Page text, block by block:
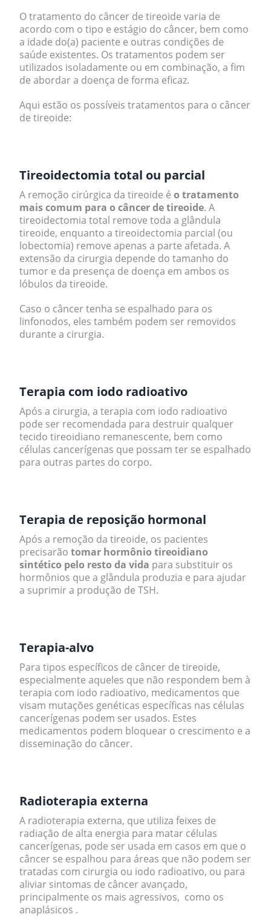
O tratamento do câncer de tireoide varia de
acordo com o tipo e estágio do câncer, bem como
a idade do(a) paciente e outras condições de
saúde existentes. Os tratamentos podem ser
utilizados isoladamente ou em combinação, a fim
de abordar a doença de forma eficaz.
Aqui estão os possíveis tratamentos para o câncer
de tireoide:
Tireoidectomia total ou parcial
A remoção cirúrgica da tireoide é o tratamento
mais comum para o câncer de tireoide. A
tireoidectomia total remove toda a glândula
tireoide, enquanto a tireoidectomia parcial (ou
lobectomia) remove apenas a parte afetada. A
extensão da cirurgia depende do tamanho do
tumor e da presença de doença em ambos os
lóbulos da tireoide.
Caso o câncer tenha se espalhado para os
linfonodos, eles também podem ser removidos
durante a cirurgia.
Terapia com iodo radioativo
Após a cirurgia, a terapia com iodo radioativo
pode ser recomendada para destruir qualquer
tecido tireoidiano remanescente, bem como
células cancerígenas que possam ter se espalhado
para outras partes do corpo.
Terapia de reposição hormonal
Após a remoção da tireoide, os pacientes
precisarão tomar hormônio tireoidiano
sintético pelo resto da vida para substituir os
hormônios que a glândula produzia e para ajudar
a suprimir a produção de TSH.
Terapia-alvo
Para tipos específicos de câncer de tireoide,
especialmente aqueles que não respondem bem à
terapia com iodo radioativo, medicamentos que
visam mutações genéticas específicas nas células
cancerígenas podem ser usados. Estes
medicamentos podem bloquear o crescimento e a
disseminação do câncer.
Radioterapia externa
A radioterapia externa, que utiliza feixes de
radiação de alta energia para matar células
cancerígenas, pode ser usada em casos em que o
câncer se espalhou para áreas que não podem ser
tratadas com cirurgia ou iodo radioativo, ou para
aliviar sintomas de câncer avançado,
principalmente os mais agressivos, como os
anaplásicos .